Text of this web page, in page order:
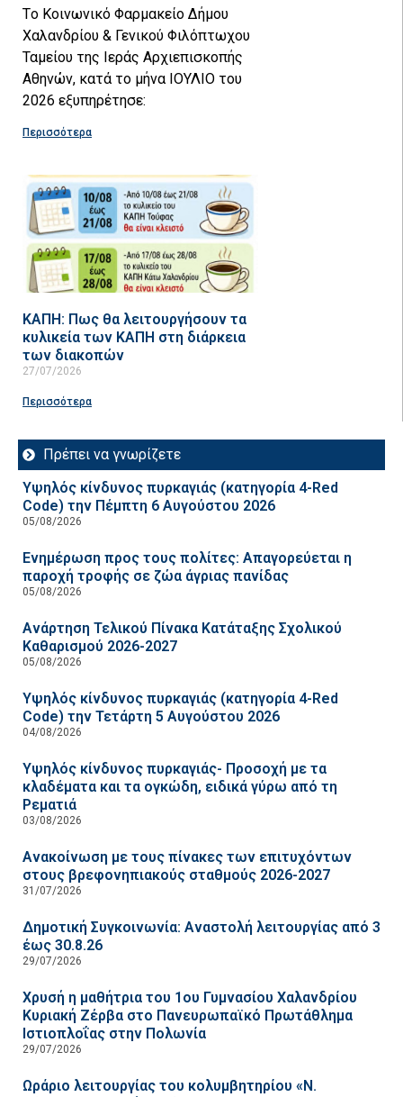
Tο Κοινωνικό Φαρμακείο Δήμου
Χαλανδρίου & Γενικού Φιλόπτωχου
Ταμείου της Ιεράς Αρχιεπισκοπής
Αθηνών, κατά το μήνα ΙΟΥΛΙΟ του
2026 εξυπηρέτησε:
Περισσότερα
ΚΑΠΗ: Πως θα λειτουργήσουν τα
κυλικεία των ΚΑΠΗ στη διάρκεια
των διακοπών
27/07/2026
Περισσότερα
Πρέπει να γνωρίζετε
Υψηλός κίνδυνος πυρκαγιάς (κατηγορία 4-Red
Code) την Πέμπτη 6 Αυγούστου 2026
05/08/2026
Ενημέρωση προς τους πολίτες: Απαγορεύεται η
παροχή τροφής σε ζώα άγριας πανίδας
05/08/2026
Ανάρτηση Τελικού Πίνακα Κατάταξης Σχολικού
Καθαρισμού 2026-2027
05/08/2026
Υψηλός κίνδυνος πυρκαγιάς (κατηγορία 4-Red
Code) την Τετάρτη 5 Αυγούστου 2026
04/08/2026
Υψηλός κίνδυνος πυρκαγιάς- Προσοχή με τα
κλαδέματα και τα ογκώδη, ειδικά γύρω από τη
Ρεματιά
03/08/2026
Ανακοίνωση με τους πίνακες των επιτυχόντων
στους βρεφονηπιακούς σταθμούς 2026-2027
31/07/2026
Δημοτική Συγκοινωνία: Αναστολή λειτουργίας από 3
έως 30.8.26
29/07/2026
Χρυσή η μαθήτρια του 1ου Γυμνασίου Χαλανδρίου
Κυριακή Ζέρβα στο Πανευρωπαϊκό Πρωτάθλημα
Ιστιοπλοΐας στην Πολωνία
29/07/2026
Ωράριο λειτουργίας του κολυμβητηρίου «Ν.